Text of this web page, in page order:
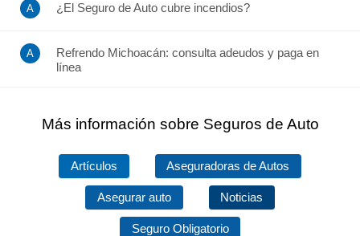
¿El Seguro de Auto cubre incendios?
Refrendo Michoacán: consulta adeudos y paga en
línea
Más información sobre Seguros de Auto
Artículos Aseguradoras de Autos
Asegurar auto Noticias
Seguro Obligatorio